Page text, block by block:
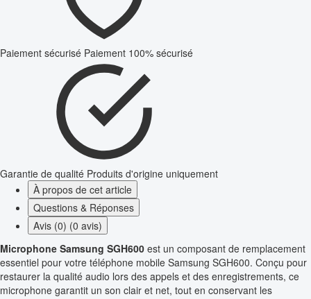
Paiement sécurisé Paiement 100% sécurisé
Garantie de qualité Produits d'origine uniquement
À propos de cet article
Questions & Réponses
Avis (0) (0 avis)
Microphone Samsung SGH600 est un composant de remplacement
essentiel pour votre téléphone mobile Samsung SGH600. Conçu pour
restaurer la qualité audio lors des appels et des enregistrements, ce
microphone garantit un son clair et net, tout en conservant les